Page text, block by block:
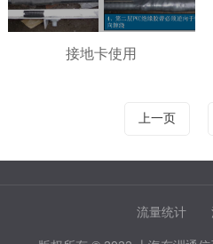
接地卡使用
上一页
流量统计